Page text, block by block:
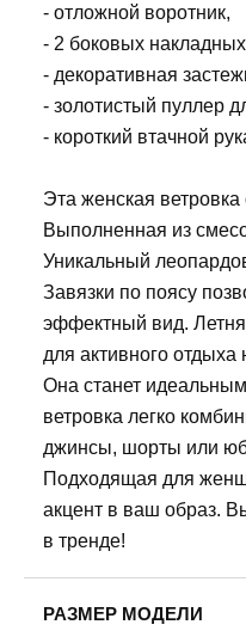
- отложной воротник,
- 2 боковых
- декоративная
- золотистый пуллер
- короткий втачной
Эта женская
Выполненная из
Уникальный
Завязки по поясу
эффектный вид.
для активного
Она станет
ветровка легко
джинсы, шорты или
Подходящая для
акцент в ваш образ.
в тренде!
РАЗМЕР МОДЕЛИ